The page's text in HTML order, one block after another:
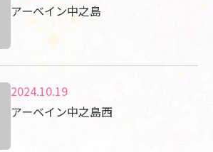
アーベイン中之島
2024.10.19
アーベイン中之島西